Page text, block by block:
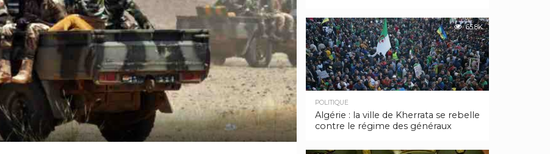
65.8K
POLITIQUE
Algérie : la ville de Kherrata se rebelle
contre le régime des généraux